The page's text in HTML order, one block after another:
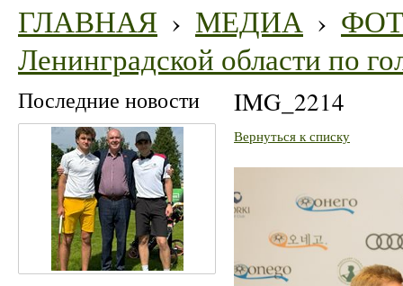
ГЛАВНАЯ › МЕДИА ›
Ленинградской области по
Последние новости IMG_2214
Вернуться к списку